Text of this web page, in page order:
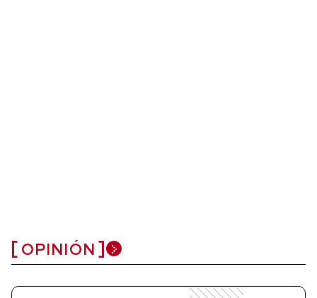
OPINIÓN